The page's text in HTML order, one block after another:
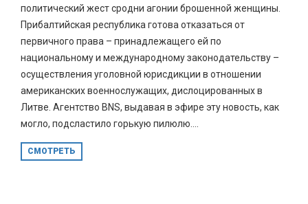
политический жест сродни агонии брошенной женщины.
Прибалтийская республика готова отказаться от
первичного права – принадлежащего ей по
национальному и международному законодательству –
осуществления уголовной юрисдикции в отношении
американских военнослужащих, дислоцированных в
Литве. Агентство BNS, выдавая в эфире эту новость, как
могло, подсластило горькую пилюлю....
СМОТРЕТЬ